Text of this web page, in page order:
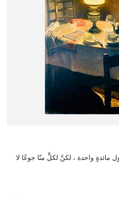
مائدةٍ واحدة ، لكنَّ لكلٍّ منّا جوعًا لا